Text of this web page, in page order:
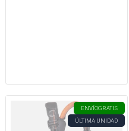
ENVÍOGRATIS
ÚLTIMA UNIDAD